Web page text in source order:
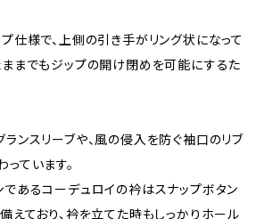
仕様で、上側の引き手がリング状になって
ままでもジップの開け閉めを可能にするた
ンスリーブや、風の侵入を防ぐ袖口のリブ
ています。
であるコーデュロイの衿はスナップボタン
えており、衿を立てた時もしっかりホール